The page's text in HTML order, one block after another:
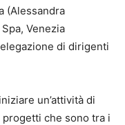
(Alessandra
Venezia
di dirigenti
un’attività di
che sono tra i